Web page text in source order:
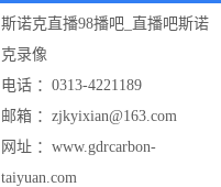
斯诺克直播98播吧_直播吧斯诺
克录像
电话 ： 0313-4221189
邮箱 ： zjkyixian@163.com
网址 ： www.gdrcarbon-
taiyuan.com